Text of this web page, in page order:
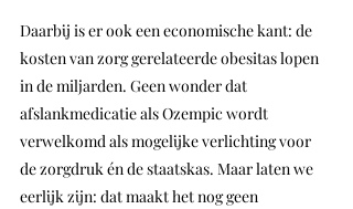
Daarbij is er ook een economische kant: de
kosten van zorg gerelateerde obesitas lopen
in de miljarden. Geen wonder dat
afslankmedicatie als Ozempic wordt
verwelkomd als mogelijke verlichting voor
de zorgdruk én de staatskas. Maar laten we
eerlijk zijn: dat maakt het nog geen